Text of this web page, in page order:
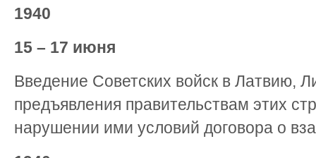
1940
15 – 17 июня
Введение Советских войск в Латвию,
предъявления правительствам этих
нарушении ими условий договора о